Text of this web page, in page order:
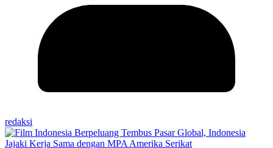
redaksi